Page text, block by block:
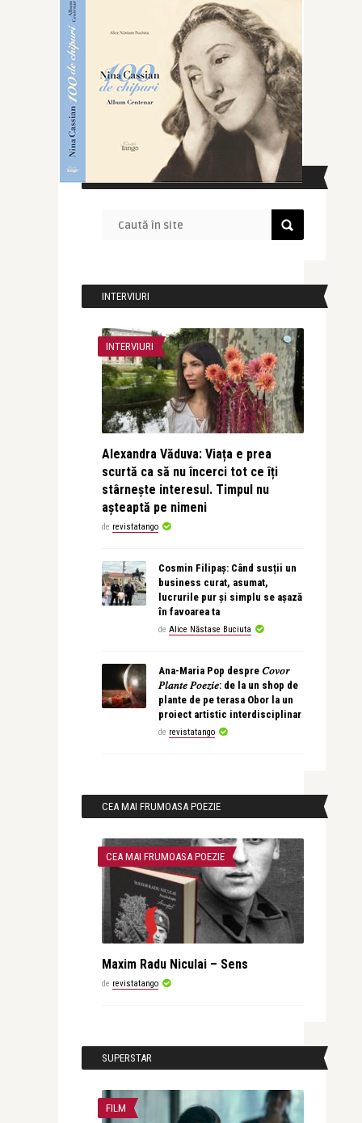
CAUTĂ ÎN SITE
INTERVIURI
INTERVIURI
Alexandra Văduva: Viața e prea
scurtă ca să nu încerci tot ce îți
stârnește interesul. Timpul nu
așteaptă pe nimeni
de revistatango
Cosmin Filipaș: Când susții un
business curat, asumat,
lucrurile pur și simplu se așază
în favoarea ta
de Alice Năstase Buciuta
Ana-Maria Pop despre 𝐶𝑜𝑣𝑜𝑟
𝑃𝑙𝑎𝑛𝑡𝑒 𝑃𝑜𝑒𝑧𝑖𝑒: de la un shop de
plante de pe terasa Obor la un
proiect artistic interdisciplinar
de revistatango
CEA MAI FRUMOASA POEZIE
CEA MAI FRUMOASA POEZIE
Maxim Radu Niculai – Sens
de revistatango
SUPERSTAR
FILM